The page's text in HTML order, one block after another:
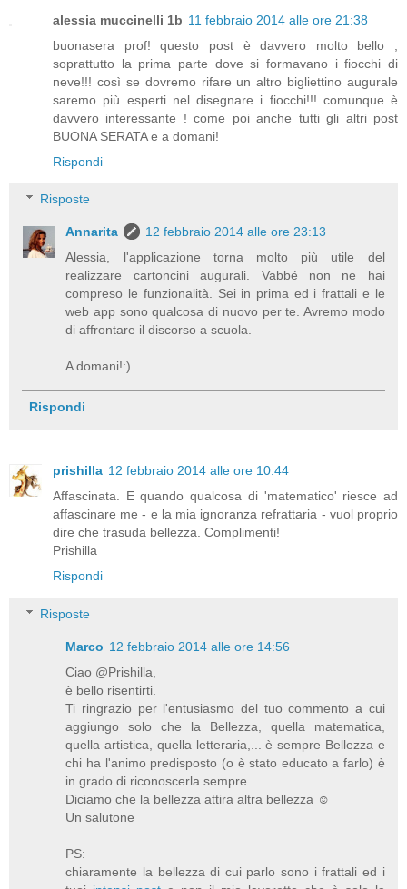
alessia muccinelli 1b 11 febbraio 2014 alle ore 21:38
buonasera prof! questo post è davvero molto bello ,
soprattutto la prima parte dove si formavano i fiocchi di
neve!!! così se dovremo rifare un altro bigliettino augurale
saremo più esperti nel disegnare i fiocchi!!! comunque è
davvero interessante ! come poi anche tutti gli altri post
BUONA SERATA e a domani!
Rispondi
Risposte
Annarita
12 febbraio 2014 alle ore 23:13
Alessia, l'applicazione torna molto più utile del
realizzare cartoncini augurali. Vabbé non ne hai
compreso le funzionalità. Sei in prima ed i frattali e le
web app sono qualcosa di nuovo per te. Avremo modo
di affrontare il discorso a scuola.
A domani!:)
Rispondi
prishilla 12 febbraio 2014 alle ore 10:44
Affascinata. E quando qualcosa di 'matematico' riesce ad
affascinare me - e la mia ignoranza refrattaria - vuol proprio
dire che trasuda bellezza. Complimenti!
Prishilla
Rispondi
Risposte
Marco 12 febbraio 2014 alle ore 14:56
Ciao @Prishilla,
è bello risentirti.
Ti ringrazio per l'entusiasmo del tuo commento a cui
aggiungo solo che la Bellezza, quella matematica,
quella artistica, quella letteraria,... è sempre Bellezza e
chi ha l'animo predisposto (o è stato educato a farlo) è
in grado di riconoscerla sempre.
Diciamo che la bellezza attira altra bellezza ☺
Un salutone
PS:
chiaramente la bellezza di cui parlo sono i frattali ed i